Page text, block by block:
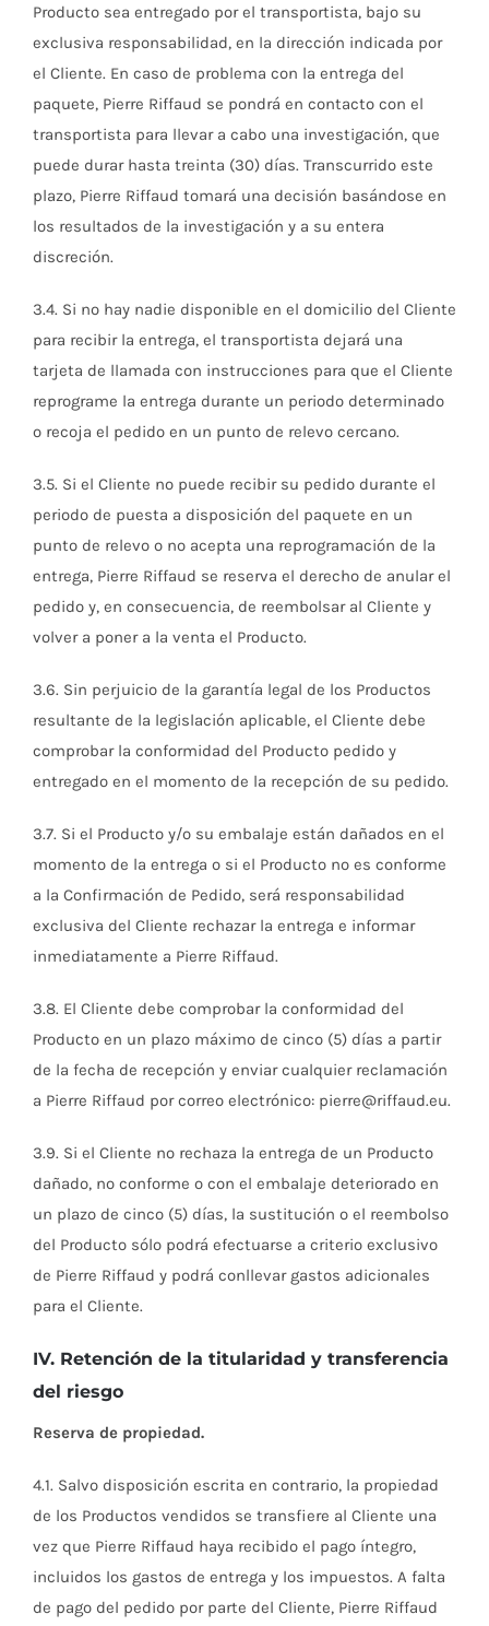
Producto sea entregado por el transportista, bajo su
exclusiva responsabilidad, en la dirección indicada por
el Cliente. En caso de problema con la entrega del
paquete, Pierre Riffaud se pondrá en contacto con el
transportista para llevar a cabo una investigación, que
puede durar hasta treinta (30) días. Transcurrido este
plazo, Pierre Riffaud tomará una decisión basándose en
los resultados de la investigación y a su entera
discreción.
3.4. Si no hay nadie disponible en el domicilio del Cliente
para recibir la entrega, el transportista dejará una
tarjeta de llamada con instrucciones para que el Cliente
reprograme la entrega durante un periodo determinado
o recoja el pedido en un punto de relevo cercano.
3.5. Si el Cliente no puede recibir su pedido durante el
periodo de puesta a disposición del paquete en un
punto de relevo o no acepta una reprogramación de la
entrega, Pierre Riffaud se reserva el derecho de anular el
pedido y, en consecuencia, de reembolsar al Cliente y
volver a poner a la venta el Producto.
3.6. Sin perjuicio de la garantía legal de los Productos
resultante de la legislación aplicable, el Cliente debe
comprobar la conformidad del Producto pedido y
entregado en el momento de la recepción de su pedido.
3.7. Si el Producto y/o su embalaje están dañados en el
momento de la entrega o si el Producto no es conforme
a la Confirmación de Pedido, será responsabilidad
exclusiva del Cliente rechazar la entrega e informar
inmediatamente a Pierre Riffaud.
3.8. El Cliente debe comprobar la conformidad del
Producto en un plazo máximo de cinco (5) días a partir
de la fecha de recepción y enviar cualquier reclamación
a Pierre Riffaud por correo electrónico: pierre@riffaud.eu.
3.9. Si el Cliente no rechaza la entrega de un Producto
dañado, no conforme o con el embalaje deteriorado en
un plazo de cinco (5) días, la sustitución o el reembolso
del Producto sólo podrá efectuarse a criterio exclusivo
de Pierre Riffaud y podrá conllevar gastos adicionales
para el Cliente.
IV. Retención de la titularidad y transferencia
del riesgo
Reserva de propiedad.
4.1. Salvo disposición escrita en contrario, la propiedad
de los Productos vendidos se transfiere al Cliente una
vez que Pierre Riffaud haya recibido el pago íntegro,
incluidos los gastos de entrega y los impuestos. A falta
de pago del pedido por parte del Cliente, Pierre Riffaud